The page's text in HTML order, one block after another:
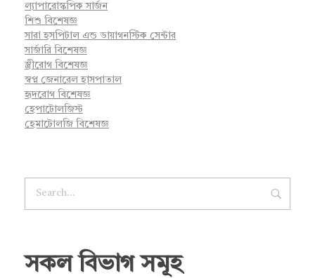
ল্যাপারোস্কপিক সার্জন
শিশু বিশেষজ্ঞ
সারা হসপিটাল এন্ড ডায়াগনস্টিক সেন্টার
সার্জারি বিশেষজ্ঞ
স্ত্রীরোগ বিশেষজ্ঞ
স্বপ্ন জেনারেল হাসপাতাল
হৃদরোগ বিশেষজ্ঞ
হেপাটোলজিস্ট
হেমাটোলজি বিশেষজ্ঞ
সকল বিভাগ সমূহ